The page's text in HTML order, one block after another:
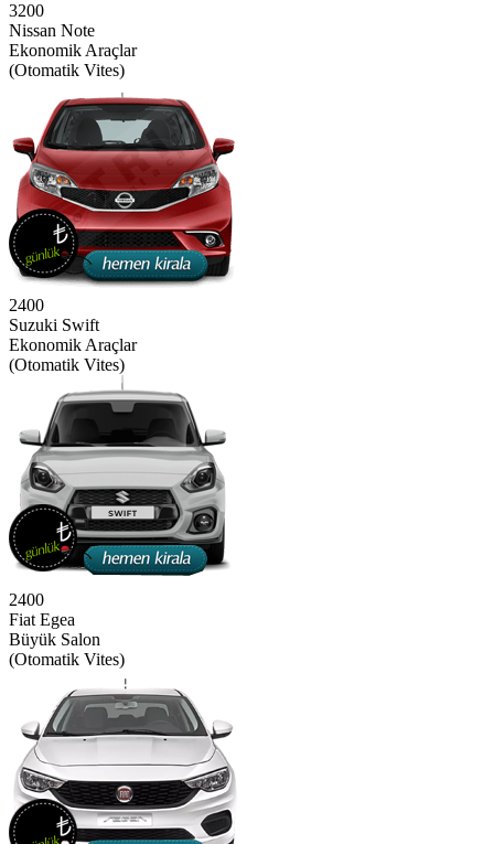
3200
Nissan Note
Ekonomik Araçlar
(Otomatik Vites)
2400
Suzuki Swift
Ekonomik Araçlar
(Otomatik Vites)
2400
Fiat Egea
Büyük Salon
(Otomatik Vites)